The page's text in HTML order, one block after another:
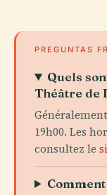
PREGUNTAS
Quels
Théâtre de
19h00. Les
consultez le